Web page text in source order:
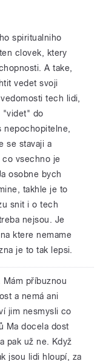
spiritualniho
clovek, ktery
A take,
vedet svoji
tech lidi,
"videt" do
se stavaji a
co vsechno je
osobne bych
takhle je to
snit i o tech
nejsou. Je
ktere nemame
je to tak lepsi.
Mám příbuznou
a nemá ani
jim nesmysli co
Ma docela dost
pak už ne. Když
jsou lidi hloupí, za